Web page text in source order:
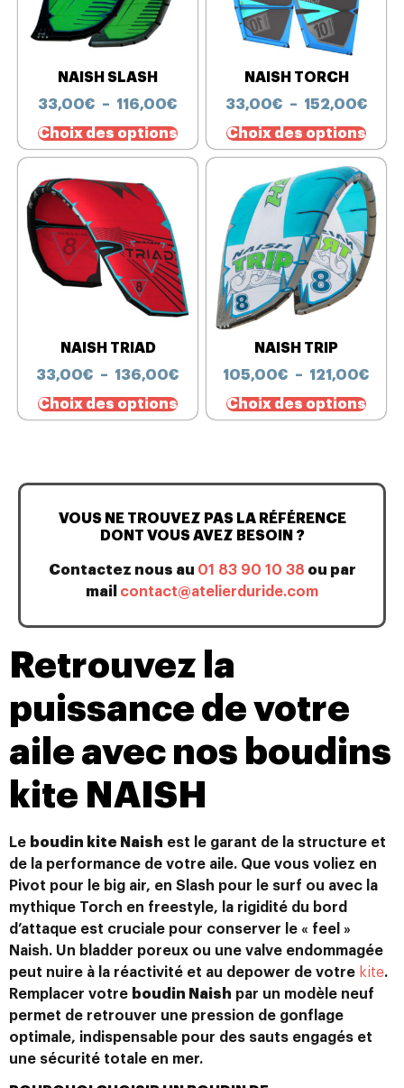
NAISH SLASH
33,00€ – 116,00€
Choix des options
NAISH TORCH
33,00€ – 152,00€
Choix des options
NAISH TRIAD
33,00€ – 136,00€
Choix des options
NAISH TRIP
105,00€ – 121,00€
Choix des options
VOUS NE TROUVEZ PAS LA RÉFÉRENCE
DONT VOUS AVEZ BESOIN ?
Contactez nous au 01 83 90 10 38 ou par
mail contact@atelierduride.com
Retrouvez la
puissance de votre
aile avec nos boudins
kite NAISH
Le boudin kite Naish est le garant de la structure et
de la performance de votre aile. Que vous voliez en
Pivot pour le big air, en Slash pour le surf ou avec la
mythique Torch en freestyle, la rigidité du bord
d’attaque est cruciale pour conserver le « feel »
Naish. Un bladder poreux ou une valve endommagée
peut nuire à la réactivité et au depower de votre kite.
Remplacer votre boudin Naish par un modèle neuf
permet de retrouver une pression de gonflage
optimale, indispensable pour des sauts engagés et
une sécurité totale en mer.